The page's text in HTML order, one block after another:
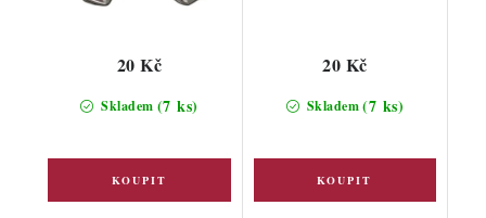
Skladem (7 ks)
20 Kč
Skladem(7 ks)
20 Kč